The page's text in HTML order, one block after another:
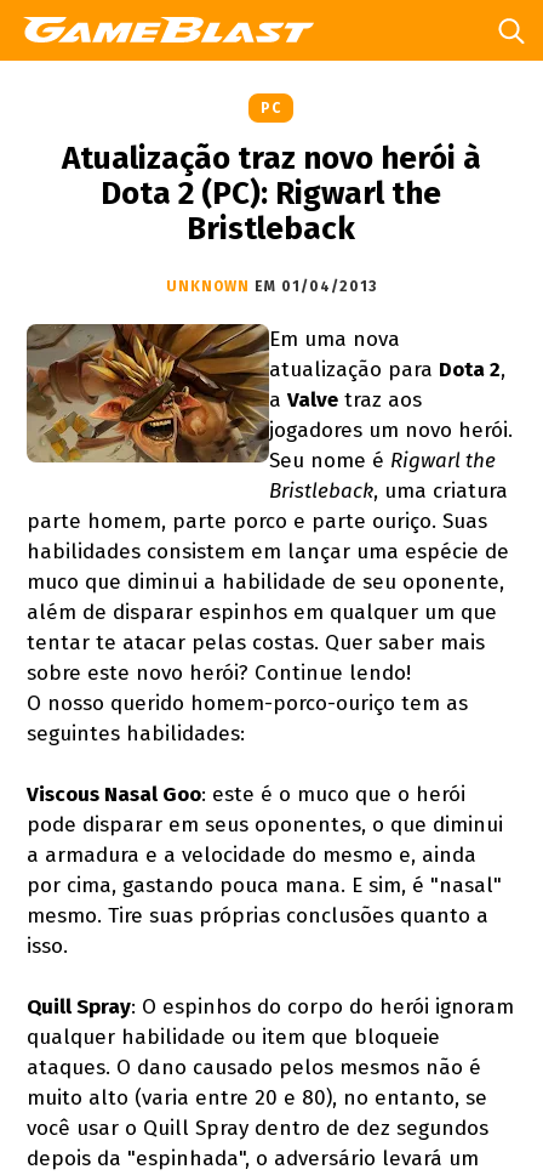
PC
Atualização traz novo herói à
Dota 2 (PC): Rigwarl the
Bristleback
UNKNOWN EM 01/04/2013
Em uma nova
atualização para Dota 2,
aValve traz aos
jogadores um novo herói.
Seu nome é Rigwarl the
Bristleback, uma criatura
parte homem, parte porco e parte ouriço. Suas
habilidades consistem em lançar uma espécie de
muco que diminui a habilidade de seu oponente,
além de disparar espinhos em qualquer um que
tentar te atacar pelas costas. Quer saber mais
sobre este novo herói? Continue lendo!
O nosso querido homem-porco-ouriço tem as
seguintes habilidades:
Viscous Nasal Goo: este é o muco que o herói
pode disparar em seus oponentes, o que diminui
a armadura e a velocidade do mesmo e, ainda
por cima, gastando pouca mana. E sim, é "nasal"
mesmo. Tire suas próprias conclusões quanto a
isso.
Quill Spray: O espinhos do corpo do herói ignoram
qualquer habilidade ou item que bloqueie
ataques. O dano causado pelos mesmos não é
muito alto (varia entre 20 e 80), no entanto, se
você usar o Quill Spray dentro de dez segundos
depois da "espinhada", o adversário levará um